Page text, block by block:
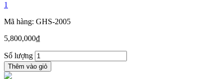
1
Mã hàng: GHS-2005
5,800,000₫
Số lượng
Thêm vào giỏ